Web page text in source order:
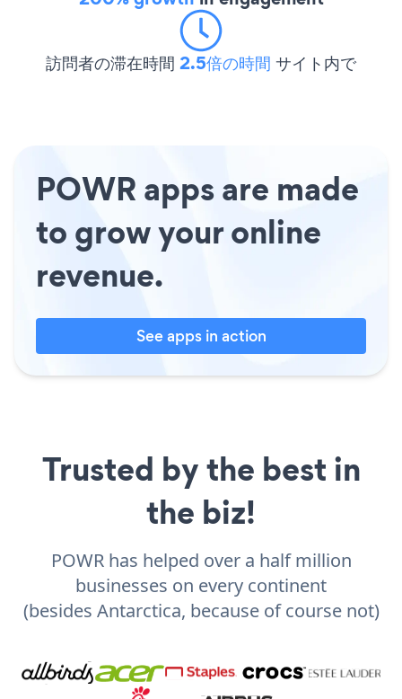
訪問者の滞在時間 2.5倍の時間 サイト内で
POWR apps are made
to grow your online
revenue.
See apps in action
Trusted by the best in
the biz!
POWR has helped over a half million
businesses on every continent
(besides Antarctica, because of course not)